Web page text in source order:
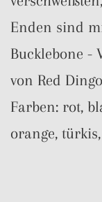
Enden sind
Bucklebone -
von Red
Farben: rot,
orange,